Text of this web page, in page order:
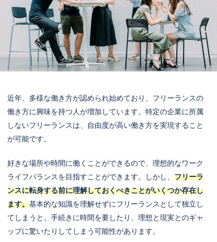
近年、多様な働き方が認められ始めており、フリーランスの
働き方に興味を持つ人が増加しています。特定の企業に所属
しないフリーランスは、自由度が高い働き方を実現すること
が可能です。
好きな場所や時間に働くことができるので、理想的なワーク
ライフバランスを目指すことができます。しかし、 フリーラ
ンスに転身する前に理解しておくべきことがいくつか存在し
ます。基本的な知識を理解せずにフリーランスとして独立し
てしまうと、手続きに時間を要したり、理想と現実とのギャ
ップに驚いたりしてしまう可能性があります。